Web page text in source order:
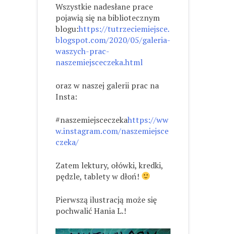
Wszystkie nadesłane prace
pojawią się na bibliotecznym
blogu:https://tutrzeciemiejsce.
blogspot.com/2020/05/galeria-
waszych-prac-
naszemiejsceczeka.html
oraz w naszej galerii prac na
Insta:
#naszemiejsceczekahttps://ww
w.instagram.com/naszemiejsce
czeka/
Zatem lektury, ołówki, kredki,
pędzle, tablety w dłoń!
Pierwszą ilustracją może się
pochwalić Hania L.!